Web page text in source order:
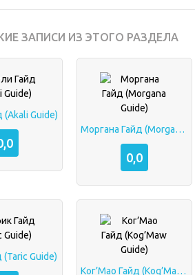
ЗАПИСИ ИЗ ЭТОГО РАЗДЕЛА
(Akali Guide)
Моргана Гайд (Morgana Guide)
0,0
(Taric Guide)
Ког’Мао Гайд (Kog’Maw Guide)